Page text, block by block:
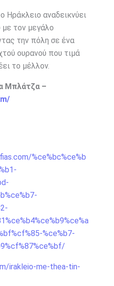
Ηράκλειο αναδεικνύει
με τον μεγάλο
την πόλη σε ένα
ουρανού που τιμά
το μέλλον.
Μπλάτζα –
%ce%bc%ce%b
%ce%b7-
irakleio-me-thea-tin-